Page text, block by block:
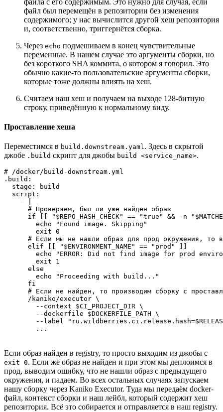
файл был перемещён в репозитории без изменения
содержимого; у нас вычислится другой хеш репозитория
и, соответственно, триггернётся сборка.
Через echo подмешиваем в конец чувствительные
переменные. В нашем случае это аргументы сборки, но
без короткого SHA коммита, о котором я говорил. Это
обычно какие-то пользовательские аргументы сборки,
которые тоже должны влиять на хеш.
Считаем наш хеш и получаем на выходе 128-битную
строку, приведённую к нормальному виду.
Проставление хеша
Переместимся в build.downstream.yaml. Здесь в скрытой
джобе .build скрипт для джобы build <service_name>.
# /docker/build-downstream.yml
.build:
  stage: build
  script:
    - |
      # Проверяем, был ли уже найден образ
if [[ "$REPO_HASH_CHECK" == "true" && -n
        echo "Found image. Skipping"
        exit 0
# Если мы не нашли образ для прод окружения, то
      elif [[ "$ENVIRONMENT_NAME" == "prod" ]]
echo "ERROR: Did not find image for prod
        exit 1
      else
        echo "Proceeding with build..."
      fi
# Если не найден, то производим сборку с
      /kaniko/executor \
        --context $CI_PROJECT_DIR \
        --dockerfile $DOCKERFILE_PATH \
--label
        ...
Если образ найден в registry, то просто выходим из джобы с
exit 0. Если же образ не найден и при этом мы деплоимся в
прод, выводим ошибку, что не нашли образ с предыдущего
окружения, и падаем. Во всех остальных случаях запускаем
нашу сборку через Kaniko Executor. Туда мы передаём docker-
файл, контекст сборки и наш лейбл, который содержит хеш
репозитория. Всё это собирается и отправляется в наш registry.